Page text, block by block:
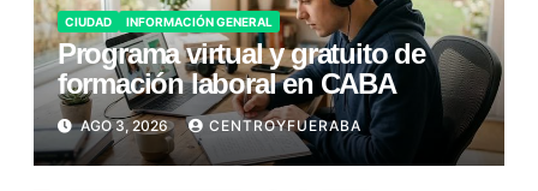
CIUDAD INFORMACIÓN GENERAL
Programa virtual y gratuito de
formación laboral en CABA
AGO 3, 2026 CENTROYFUERABA